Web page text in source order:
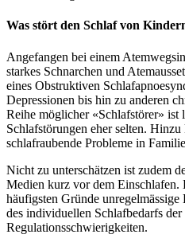
Was stört den Schlaf von
Angefangen bei einem
starkes Schnarchen und
eines Obstruktiven
Depressionen bis hin zu anderen
Reihe möglicher «Schlafstörer» ist
Schlafstörungen eher selten.
schlafraubende Probleme in
Nicht zu unterschätzen ist zudem
Medien kurz vor dem
häufigsten Gründe
des individuellen Schlafbedarfs
Regulationsschwierigkeiten.